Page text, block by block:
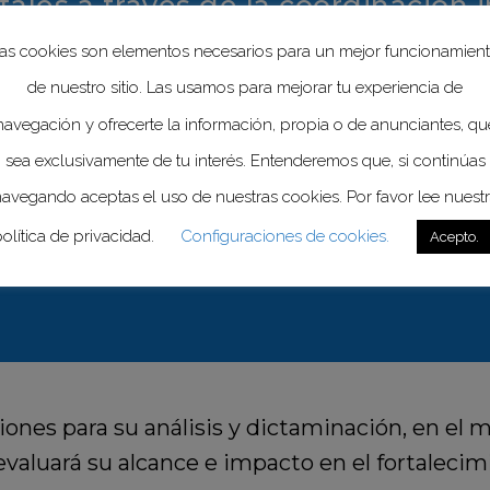
que la propuesta responde al
estrategia orientada a consolidar un
la participación de la SICT se realizará
la invasión de competencias de otras
optimizar recursos, aprovechar
para su análisis y dictaminación, en el
su alcance e impacto en el
cookies son elementos necesarios para un mejor
de nuestro sitio. Las usamos para mejorar tu experiencia de
y ofrecerte la información, propia o de anunciantes,
sea exclusivamente de tu interés. Entenderemos que, si continúas
aceptas el uso de nuestras cookies. Por favor lee
de privacidad.
Configuraciones de cookies. Acepto.